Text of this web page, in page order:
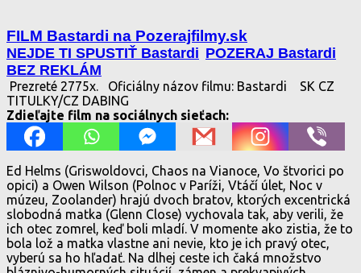
FILM Bastardi na Pozerajfilmy.sk
NEJDE TI SPUSTIŤ Bastardi POZERAJ Bastardi
BEZ REKLÁM
Prezreté 2775x. Oficiálny názov filmu: Bastardi
SK CZ
TITULKY/CZ DABING
Zdieľajte film na sociálnych sieťach:
Ed Helms (Griswoldovci, Chaos na Vianoce, Vo štvorici po
opici) a Owen Wilson (Polnoc v Paríži, Vtáčí úlet, Noc v
múzeu, Zoolander) hrajú dvoch bratov, ktorých excentrická
slobodná matka (Glenn Close) vychovala tak, aby verili, že
ich otec zomrel, keď boli mladí. V momente ako zistia, že to
bola lož a matka vlastne ani nevie, kto je ich pravý otec,
vyberú sa ho hľadať. Na dlhej ceste ich čaká množstvo